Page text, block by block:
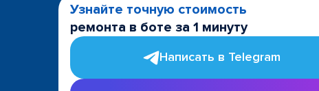
Узнайте точную стоимость
ремонта в боте за 1 минуту
Написать в Telegram